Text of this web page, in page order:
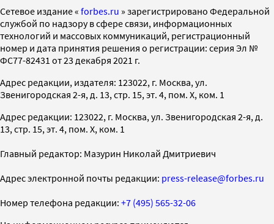
Cетевое издание « forbes.ru » зарегистрировано Федеральной
службой по надзору в сфере связи, информационных
технологий и массовых коммуникаций, регистрационный
номер и дата принятия решения о регистрации: серия Эл №
ФС77-82431 от 23 декабря 2021 г.
Адрес редакции, издателя: 123022, г. Москва, ул.
Звенигородская 2-я, д. 13, стр. 15, эт. 4, пом. X, ком. 1
Адрес редакции: 123022, г. Москва, ул. Звенигородская 2-я, д.
13, стр. 15, эт. 4, пом. X, ком. 1
Главный редактор: Мазурин Николай Дмитриевич
Адрес электронной почты редакции: press-release@forbes.ru
Номер телефона редакции: +7 (495) 565-32-06